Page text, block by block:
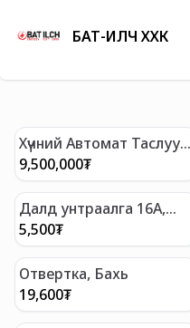
БАТ-ИЛЧ ХХК
Хүчний Автомат Таслуур
ВА45
9,500,000₮
Далд унтраалга 16А,
Алтан шаргал
5,500₮
Отвертка, Бахь
19,600₮